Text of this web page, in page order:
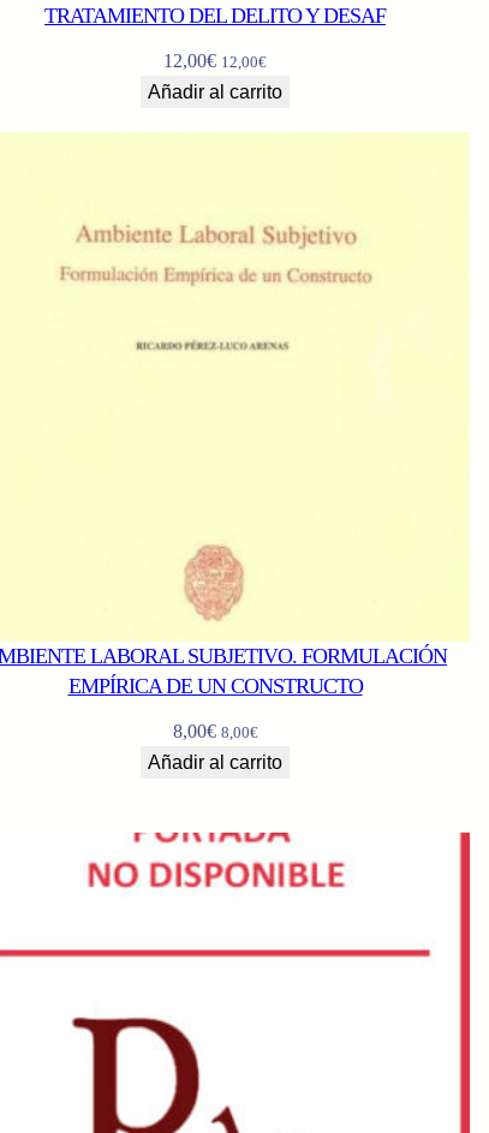
TRATAMIENTO DEL DELITO Y DESAF
12,00€ 12,00€
Añadir al carrito
LABORAL SUBJETIVO. FORMULACIÓN
EMPÍRICA DE UN CONSTRUCTO
8,00€ 8,00€
Añadir al carrito